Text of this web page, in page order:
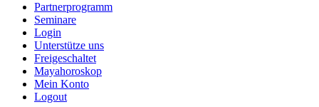
Partnerprogramm
Seminare
Login
Unterstütze uns
Freigeschaltet
Mayahoroskop
Mein Konto
Logout